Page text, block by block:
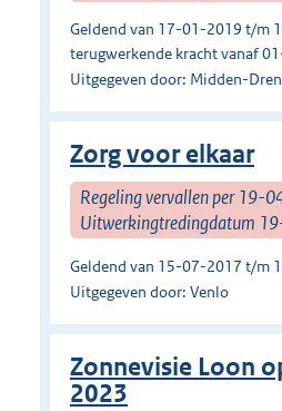
Geldend van 17-01-2019 t/m
terugwerkende kracht vanaf
Uitgegeven door: Midden-
Zorg voor elkaar
Regeling vervallen per 19-
Uitwerkingtredingdatum
Geldend van 15-07-2017 t/m
Uitgegeven door: Venlo
Zonnevisie Loon
2023